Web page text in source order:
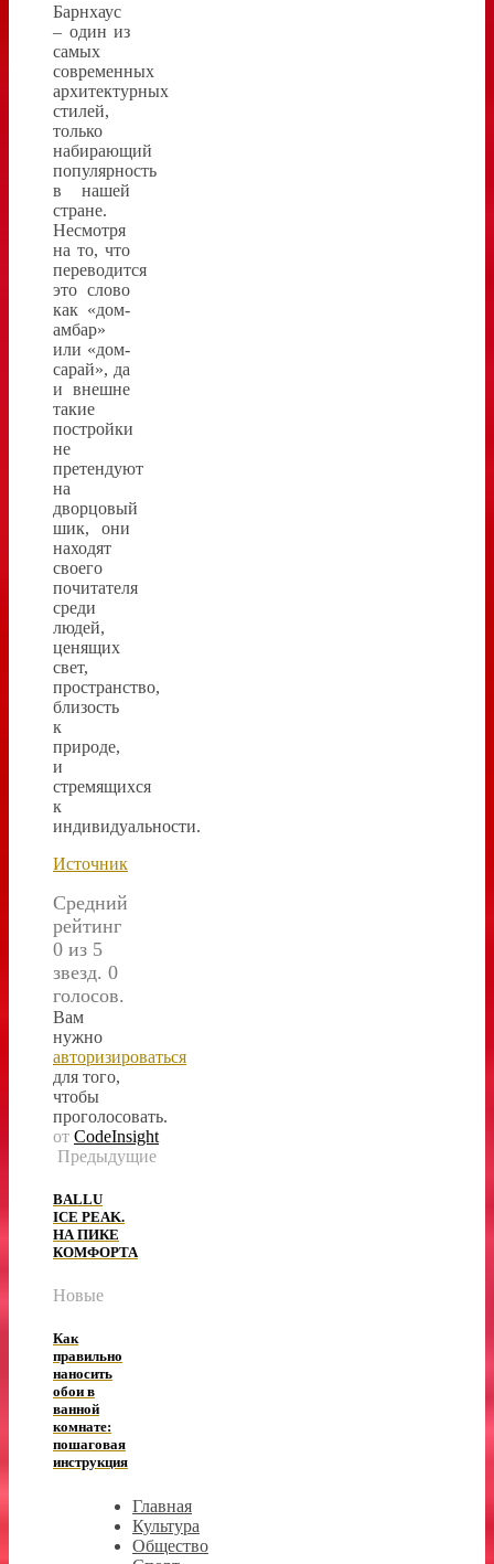
Барнхаус
– один из
самых
современных
архитектурных
стилей,
только
набирающий
популярность
в нашей
стране.
Несмотря
на то, что
переводится
это слово
как «дом-
амбар»
или «дом-
сарай», да
и внешне
такие
постройки
не
претендуют
на
дворцовый
шик, они
находят
своего
почитателя
среди
людей,
ценящих
свет,
пространство,
близость
к
природе,
и
стремящихся
к
индивидуальности.
Источник
Средний
рейтинг
0 из 5
звезд. 0
голосов.
Вам
нужно
авторизироваться
для того,
чтобы
проголосовать.
от CodeInsight
Предыдущие
BALLU
ICE PEAK.
НА ПИКЕ
КОМФОРТА
Новые
Как
правильно
наносить
обои в
ванной
комнате:
пошаговая
инструкция
Главная
Культура
Общество